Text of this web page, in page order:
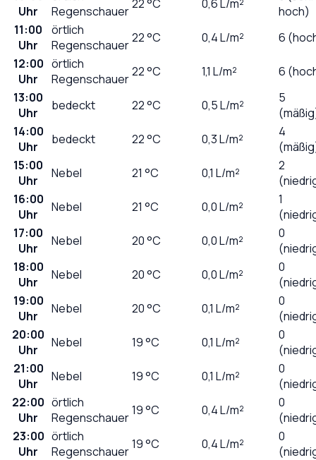
Uhr
Regenschauer22°C 0,6L/m²
hoch)
11:00
Uhr
örtlich
Regenschauer22°C 0,4L/m²
6
12:00
Uhr
örtlich
Regenschauer22°C 1,1 L/m²
6
13:00
Uhr
bedeckt 22°C 0,5L/m²
5
14:00
Uhr
bedeckt 22°C 0,3L/m²
4
15:00
Uhr
Nebel 21 °C 0,1 L/m²
2
16:00
Uhr
Nebel 21 °C 0,0L/m²
1
17:00
Uhr
Nebel 20°C 0,0L/m²
0
18:00
Uhr
Nebel 20°C 0,0L/m²
0
19:00
Uhr
Nebel 20°C 0,1 L/m²
0
20:00
Uhr
Nebel 19°C 0,1 L/m²
0
21:00
Uhr
Nebel 19°C 0,1 L/m²
0
22:00
Uhr
örtlich
Regenschauer19°C 0,4L/m²
0
23:00
Uhr
örtlich
Regenschauer19°C 0,4L/m²
0